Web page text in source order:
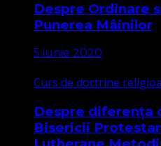
Despre Ordinare
Punerea Mâinilor
5 iunie 2020
Curs de doctrine
Despre diferența
Bisericii